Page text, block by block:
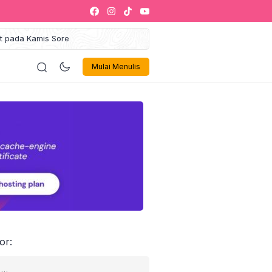
pada Kamis Sore
Maulid Akbar 2025
Jadi Muzakki
Sukses Siap Jadi Ikon
Leadership Training
Inovasi dan Tata Kelola
Akan Dibebaskan
Penerima Manfaat
Mulai Menulis
Politik Olahraga Musik 🎶